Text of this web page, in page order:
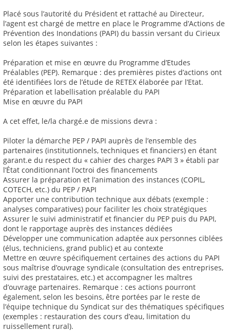
Placé sous l’autorité du Président et rattaché au Directeur,
l’agent est chargé de mettre en place le Programme d’Actions de
Prévention des Inondations (PAPI) du bassin versant du Cirieux
selon les étapes suivantes :
Préparation et mise en œuvre du Programme d’Etudes
Préalables (PEP). Remarque : des premières pistes d’actions ont
été identifiées lors de l’étude de RETEX élaborée par l’Etat.
Préparation et labellisation préalable du PAPI
Mise en œuvre du PAPI
A cet effet, le/la chargé.e de missions devra :
Piloter la démarche PEP / PAPI auprès de l’ensemble des
partenaires (institutionnels, techniques et financiers) en étant
garant.e du respect du « cahier des charges PAPI 3 » établi par
l’État conditionnant l’octroi des financements
Assurer la préparation et l’animation des instances (COPIL,
COTECH, etc.) du PEP / PAPI
Apporter une contribution technique aux débats (exemple :
analyses comparatives) pour faciliter les choix stratégiques
Assurer le suivi administratif et financier du PEP puis du PAPI,
dont le rapportage auprès des instances dédiées
Développer une communication adaptée aux personnes ciblées
(élus, techniciens, grand public) et au contexte
Mettre en œuvre spécifiquement certaines des actions du PAPI
sous maîtrise d’ouvrage syndicale (consultation des entreprises,
suivi des prestataires, etc.) et accompagner les maîtres
d’ouvrage partenaires. Remarque : ces actions pourront
également, selon les besoins, être portées par le reste de
l’équipe technique du Syndicat sur des thématiques spécifiques
(exemples : restauration des cours d’eau, limitation du
ruissellement rural).